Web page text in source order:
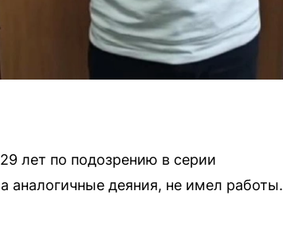
лет по подозрению в серии
деяния, не имел работы.